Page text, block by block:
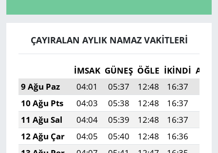
ÇAYIRALAN AYLIK NAMAZ VAKITLERI
İMSAK GÜNEŞ ÖĞLE İKINDI
9 Ağu Paz
04:01 05:37 12:48 16:37
10 Ağu Pts
04:03 05:38 12:48 16:37
11 Ağu Sal
04:04 05:39 12:48 16:37
12 Ağu Çar
04:05 05:40 12:48 16:36